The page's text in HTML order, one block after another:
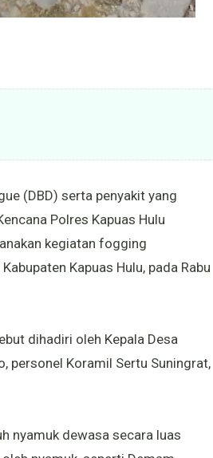
(DBD) serta penyakit yang
Polres Kapuas Hulu
kegiatan fogging
Kapuas Hulu, pada Rabu
dihadiri oleh Kepala Desa
personel Koramil Sertu Suningrat,
nyamuk dewasa secara luas